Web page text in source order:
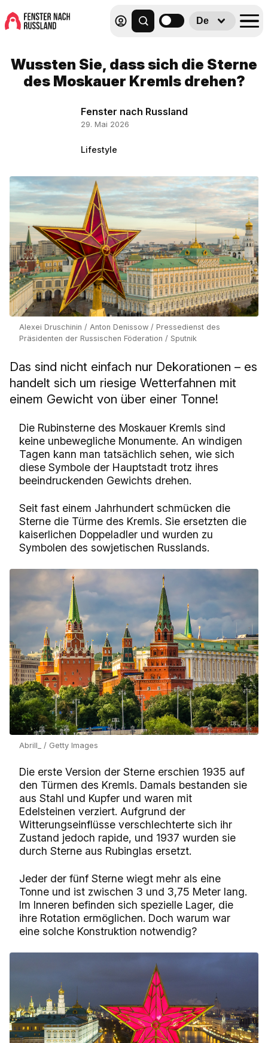
De
Wussten Sie, dass sich die Sterne
des Moskauer Kremls drehen?
Fenster nach Russland
29. Mai 2026
Lifestyle
Alexei Druschinin / Anton Denissow / Pressedienst des
Präsidenten der Russischen Föderation / Sputnik
Das sind nicht einfach nur Dekorationen – es
handelt sich um riesige Wetterfahnen mit
einem Gewicht von über einer Tonne!
Die Rubinsterne des Moskauer Kremls sind
keine unbewegliche Monumente. An windigen
Tagen kann man tatsächlich sehen, wie sich
diese Symbole der Hauptstadt trotz ihres
beeindruckenden Gewichts drehen.
Seit fast einem Jahrhundert schmücken die
Sterne die Türme des Kremls. Sie ersetzten die
kaiserlichen Doppeladler und wurden zu
Symbolen des sowjetischen Russlands.
Abrill_ / Getty Images
Die erste Version der Sterne erschien 1935 auf
den Türmen des Kremls. Damals bestanden sie
aus Stahl und Kupfer und waren mit
Edelsteinen verziert. Aufgrund der
Witterungseinflüsse verschlechterte sich ihr
Zustand jedoch rapide, und 1937 wurden sie
durch Sterne aus Rubinglas ersetzt.
Jeder der fünf Sterne wiegt mehr als eine
Tonne und ist zwischen 3 und 3,75 Meter lang.
Im Inneren befinden sich spezielle Lager, die
ihre Rotation ermöglichen. Doch warum war
eine solche Konstruktion notwendig?